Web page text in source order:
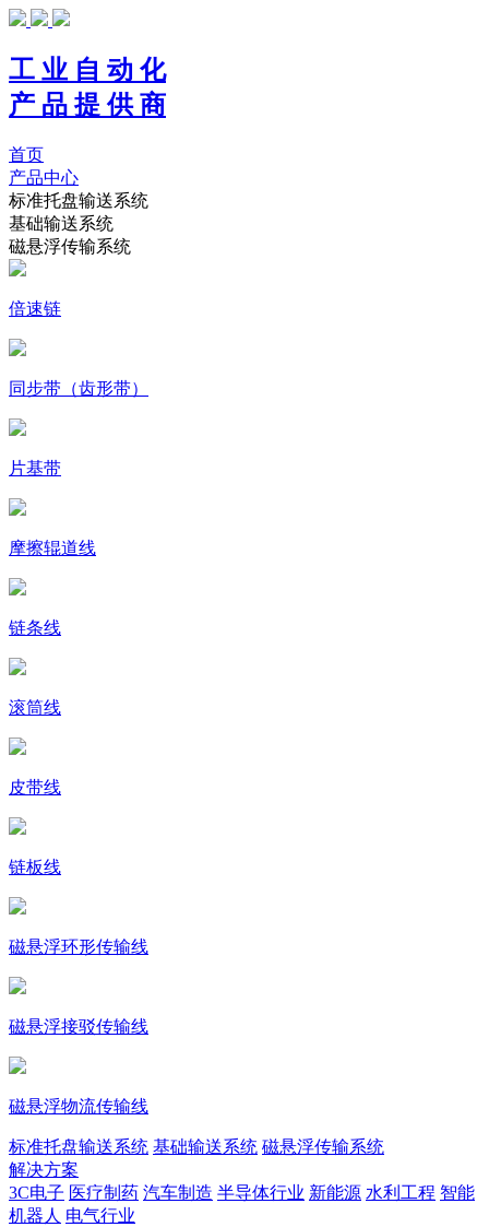
工 业 自 动 化
产 品 提 供 商
首页
产品中心
标准托盘输送系统
基础输送系统
磁悬浮传输系统
倍速链
同步带（齿形带）
片基带
摩擦辊道线
链条线
滚筒线
皮带线
链板线
磁悬浮环形传输线
磁悬浮接驳传输线
磁悬浮物流传输线
标准托盘输送系统 基础输送系统 磁悬浮传输系统
解决方案
3C电子 医疗制药 汽车制造 半导体行业 新能源 水利工程 智能
机器人 电气行业